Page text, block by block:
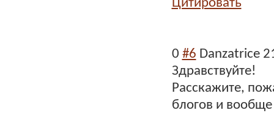
Цитировать
0 #6 Danzatrice
Здравствуйте!
Расскажите,
блогов и